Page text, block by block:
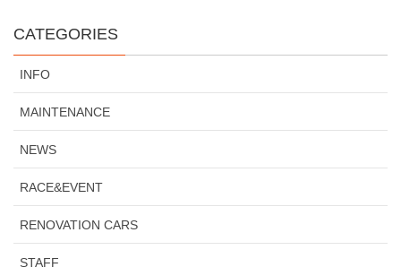
CATEGORIES
INFO
MAINTENANCE
NEWS
RACE&EVENT
RENOVATION CARS
STAFF